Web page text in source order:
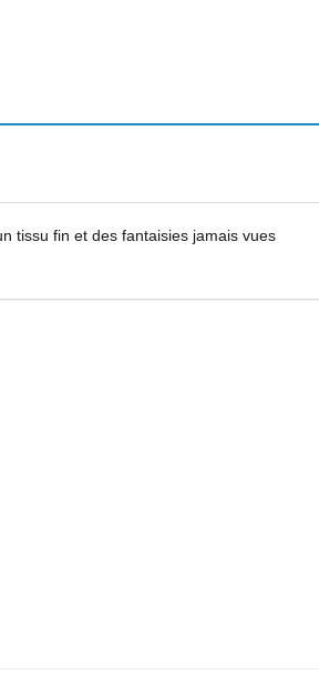
tissu fin et des fantaisies jamais vues